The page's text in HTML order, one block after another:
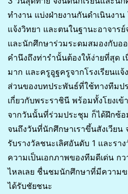
ทำงาน แบ่งฝ่ายงานกันดำเนินงา
แจ้งวิทยา และตนในฐานะอาจาร
และนักศึกษาร่วมระดมสมองกับอ
คำนึงถึงท่ารำนั้นต้องให้ง่ายที่สุด
มาก และครูอูฐครูจากโรงเรียนแ
ส่วนของบทประพันธ์ที่ใช้ทางทีมป
เกี่ยวกับพระราชินี พร้อมทั้งโยงเ
จากวันนั้นที่ร่วมประชุม ก็ได้ฝึกซ้
จนถึงวันที่นักศึกษาเราขึ้นสังเวียน
รับรางวัลชนะเลิศอันดับ 1 และรา
ความเป็นเอกภาพของทีมดีเด่น ก
ไหลเลย ชื่นชมนักศึกษาที่มีความ
ได้รับชัยชนะ